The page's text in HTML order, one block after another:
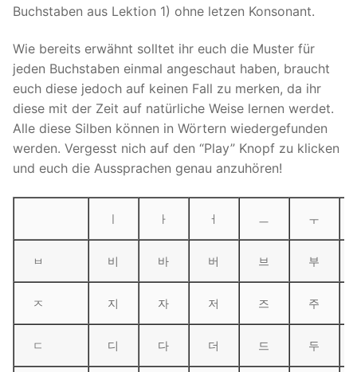
Buchstaben aus Lektion 1) ohne letzen Konsonant.
Wie bereits erwähnt solltet ihr euch die Muster für
jeden Buchstaben einmal angeschaut haben, braucht
euch diese jedoch auf keinen Fall zu merken, da ihr
diese mit der Zeit auf natürliche Weise lernen werdet.
Alle diese Silben können in Wörtern wiedergefunden
werden. Vergesst nich auf den “Play” Knopf zu klicken
und euch die Aussprachen genau anzuhören!
ㅣ ㅏ ㅓ ㅡ ㅜ
ㅂ 비 바 버 브 부
ㅈ 지 자 저 즈 주
ㄷ 디 다 더 드 두